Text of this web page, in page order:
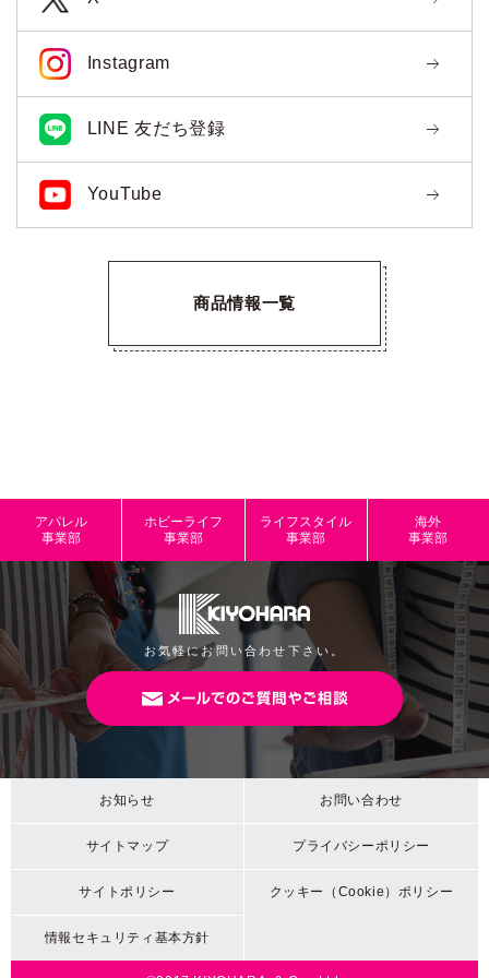
Instagram
LINE 友だち登録
YouTube
商品情報一覧
アパレル
事業部
ホビーライフ
事業部
ライフスタイル
事業部
海外
事業部
お気軽にお問い合わせ下さい。
お知らせ お問い合わせ
サイトマップ プライバシーポリシー
サイトポリシー クッキー（Cookie）ポリシー
情報セキュリティ基本方針